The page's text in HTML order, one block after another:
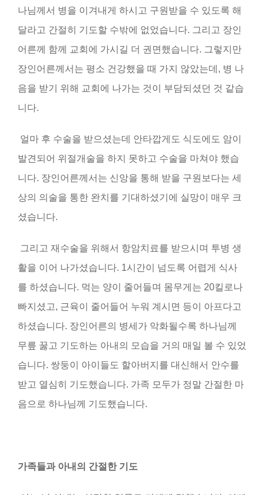
나님께서 병을 이겨내게 하시고 구원받을 수 있도록 해
달라고 간절히 기도할 수밖에 없었습니다. 그리고 장인
어른께 함께 교회에 가시길 더 권면했습니다. 그렇지만
장인어른께서는 평소 건강했을 때 가지 않았는데, 병 나
음을 받기 위해 교회에 나가는 것이 부담되셨던 것 같습
니다.
얼마 후 수술을 받으셨는데 안타깝게도 식도에도 암이
발견되어 위절개술을 하지 못하고 수술을 마쳐야 했습
니다. 장인어른께서는 신앙을 통해 받을 구원보다는 세
상의 의술을 통한 완치를 기대하셨기에 실망이 매우 크
셨습니다.
그리고 재수술을 위해서 항암치료를 받으시며 투병 생
활을 이어 나가셨습니다. 1시간이 넘도록 어렵게 식사
를 하셨습니다. 먹는 양이 줄어들며 몸무게는 20킬 로나
빠지셨고, 근육이 줄어들어 누워 계시면 등이 아프다고
하셨습니다. 장인어른의 병세가 악화될수록 하나님께
무릎 꿇고 기도하는 아내의 모습을 거의 매일 볼 수 있었
습니다. 쌍둥이 아이들도 할아버지를 대신해서 안수를
받고 열심히 기도했습니다. 가족 모두가 정말 간절한 마
음으로 하나님께 기도했습니다.
가족들과 아내의 간절한 기도